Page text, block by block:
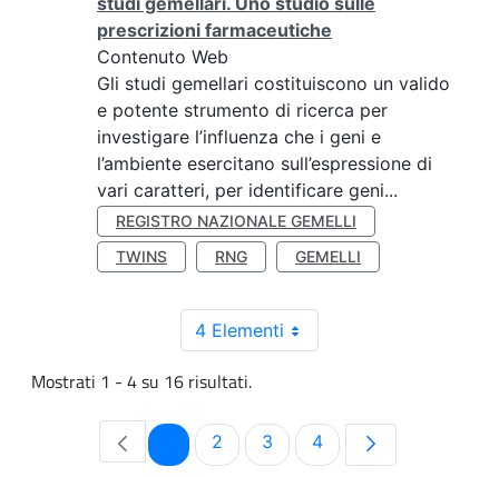
prescrizioni farmaceutiche
Contenuto Web
Gli studi gemellari costituiscono un valido
e potente strumento di ricerca per
investigare l’influenza che i geni e
l’ambiente esercitano sull’espressione di
vari caratteri, per identificare geni...
REGISTRO NAZIONALE GEMELLI
TWINS
RNG GEMELLI
4 Elementi
Mostrati 1 - 4 su 16 risultati.
PaginaPagina
2 Pagina
3 Pagina
4